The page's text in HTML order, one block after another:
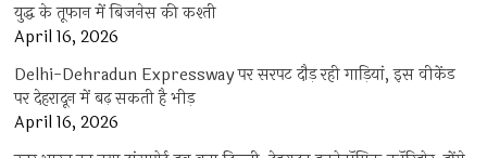
युद्ध के तूफान में बिजनेस की कश्ती
April 16, 2026
Delhi-Dehradun Expressway पर सरपट दौड़ रही गाड़ियां, इस वीकेंड
पर देहरादून में बढ़ सकती है भीड़
April 16, 2026